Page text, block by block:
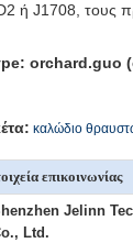
ή J1708, τους
orchard.guo
καλώδιο
επικοινωνίας
Jelinn
Ltd.